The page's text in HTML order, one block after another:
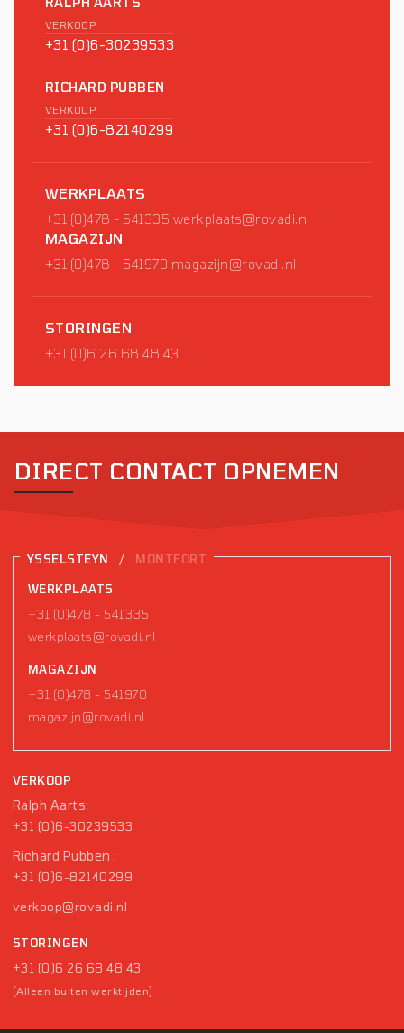
VERKOOP
+31 (0)6-30239533
RICHARD PUBBEN
VERKOOP
+31 (0)6-82140299
WERKPLAATS
+31 (0)478 - 541335 werkplaats@rovadi.nl
MAGAZIJN
+31 (0)478 - 541970 magazijn@rovadi.nl
STORINGEN
+31 (0)6 26 68 48 43
DIRECT CONTACT OPNEMEN
YSSELSTEYN / MONTFORT
WERKPLAATS
+31 (0)478 - 541335
werkplaats@rovadi.nl
MAGAZIJN
+31 (0)478 - 541970
magazijn@rovadi.nl
VERKOOP
Ralph Aarts:
+31 (0)6-30239533
Richard Pubben :
+31 (0)6-82140299
verkoop@rovadi.nl
STORINGEN
+31 (0)6 26 68 48 43
(Alleen buiten werktijden)